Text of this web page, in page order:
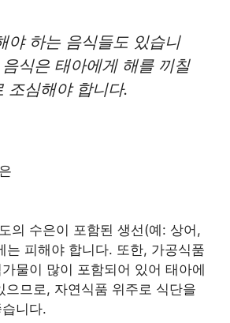
야 하는 음식들도 있습니
식은 태아에게 해를 끼칠
조심해야 합니다.
의 수은이 포함된 생선(예: 상어,
는 피해야 합니다. 또한, 가공식품
물이 많이 포함되어 있어 태아에
으므로, 자연식품 위주로 식단을
니다.